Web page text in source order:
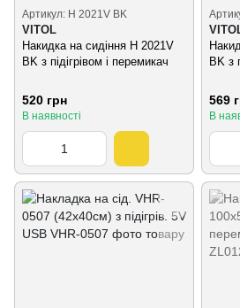
Артикул: H 2021V BK
VITOL
Накидка на сидіння H 2021V
BK з підігрівом і перемикач
520 грн
В наявності
BK з
569
В